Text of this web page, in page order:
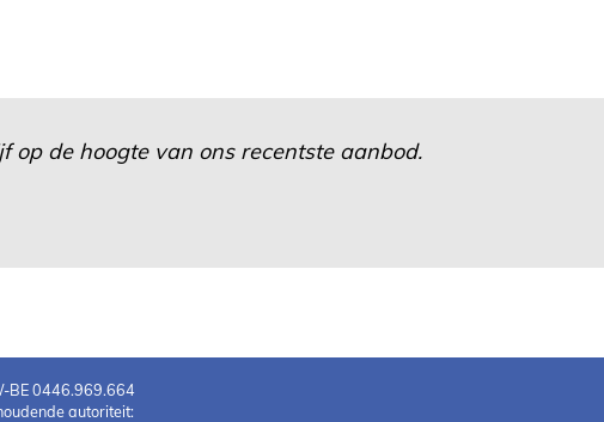
op de hoogte van ons recentste aanbod.
BE 0446.969.664
autoriteit: